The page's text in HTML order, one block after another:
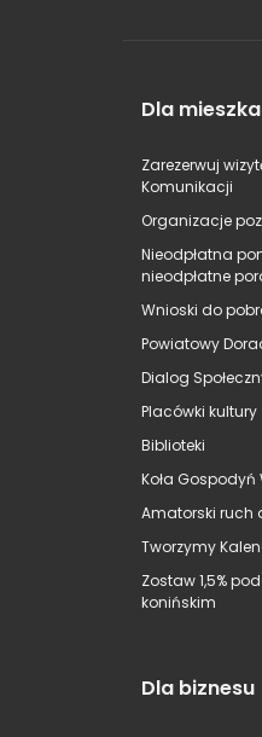
Dla
Zarezerwuj
Komunikacji
Organizacje
Nieodpłatna
nieodpłatne
Wnioski do
Powiatowy
Dialog
Placówki kultury
Biblioteki
Koła Gospodyń
Amatorski ruch
Tworzymy
Zostaw 1,5%
konińskim
Dla biznesu